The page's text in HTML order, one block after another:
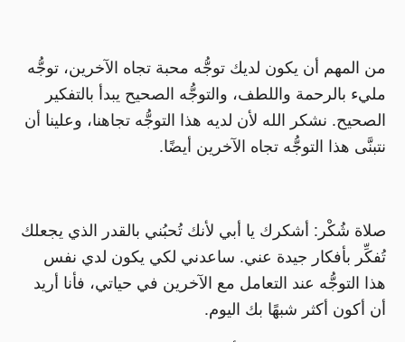
من المهم أن يكون لديك توجُّه محبة تجاه الآخرين، توجُّه
مليء بالرحمة واللطف، والتوجُّه الصحيح يبدأ بالتفكير
الصحيح. نشكر الله لأن لديه هذا التوجُّه تجاهنا، وعلينا أن
نتبنَّى هذا التوجُّه تجاه الآخرين أيضًا.
صلاة شُكْر: أشكرك يا أبي لأنك تُحبُني بالقدر الذي يجعلك
تُفكِّر بأفكار جيدة عني. ساعدني لكي يكون لدي نفس
هذا التوجُّه عند التعامل مع الآخرين في حياتي، فأنا أريد
أن أكون أكثر شبهًا بك اليوم.